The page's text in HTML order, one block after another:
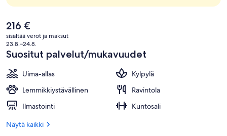
Nykyinen
hinta
on
216 €
216 €
sisältää verot ja maksut
23.8.–24.8.
Suositut palvelut/mukavuudet
Uima-allas
Kylpylä
Lemmikkiystävällinen
Ravintola
Ilmastointi
Kuntosali
Näytä kaikki